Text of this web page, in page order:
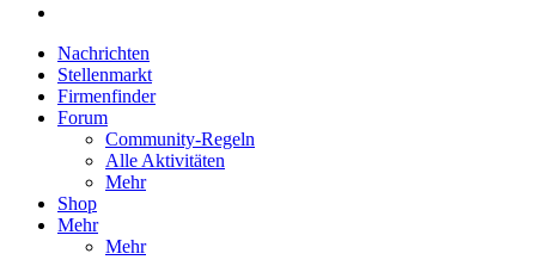
Nachrichten
Stellenmarkt
Firmenfinder
Forum
Community-Regeln
Alle Aktivitäten
Mehr
Shop
Mehr
Mehr